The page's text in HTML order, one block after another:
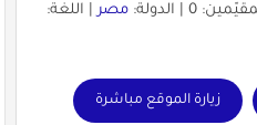
مصر| اللغة:
زيارة الموقع مباشرة